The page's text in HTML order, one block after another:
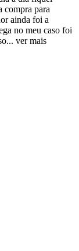
compra para
ainda foi a
no meu caso foi
ver mais